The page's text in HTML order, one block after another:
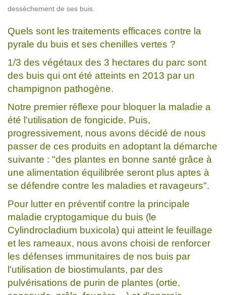
dessèchement de ses buis.
Quels sont les traitements efficaces contre la
pyrale du buis et ses chenilles vertes ?
1/3 des végétaux des 3 hectares du parc sont
des buis qui ont été atteints en 2013 par un
champignon pathogène.
Notre premier réflexe pour bloquer la maladie a
été l'utilisation de fongicide. Puis,
progressivement, nous avons décidé de nous
passer de ces produits en adoptant la démarche
suivante : "des plantes en bonne santé grâce à
une alimentation équilibrée seront plus aptes à
se défendre contre les maladies et ravageurs".
Pour lutter en préventif contre la principale
maladie cryptogamique du buis (le
Cylindrocladium buxicola) qui atteint le feuillage
et les rameaux, nous avons choisi de renforcer
les défenses immunitaires de nos buis par
l'utilisation de biostimulants, par des
pulvérisations de purin de plantes (ortie,